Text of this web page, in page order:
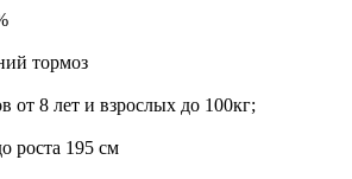
тормоз
от 8 лет и взрослых до 100кг;
роста 195 см